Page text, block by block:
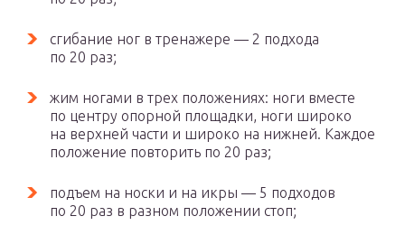
сгибание ног в тренажере — 2 подхода
по 20 раз;
жим ногами в трех положениях: ноги вместе
по центру опорной площадки, ноги широко
на верхней части и широко на нижней. Каждое
положение повторить по 20 раз;
подъем на носки и на икры — 5 подходов
по 20 раз в разном положении стоп;